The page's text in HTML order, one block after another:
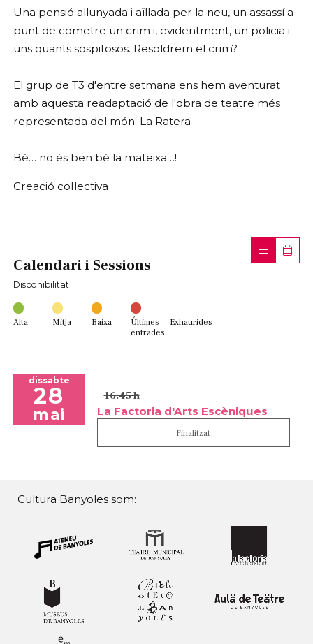
Una pensió allunyada i aïllada per la neu, un assassí a
punt de cometre un crim i, evidentment, un policia i
uns quants sospitosos. Resoldrem el crim?
El grup de T3 d'entre setmana ens hem aventurat
amb aquesta readaptació de l'obra de teatre més
representada del món: La Ratera
Bé… no és ben bé la mateixa…!
Creació col·lectiva
Calendari i Sessions
Disponibilitat
Alta Mitja Baixa
Últimes
entrades
Exhaurides
dissabte
28
mai
16:45 h
La Factoria d'Arts Escèniques
Finalitzat
Cultura Banyoles som: